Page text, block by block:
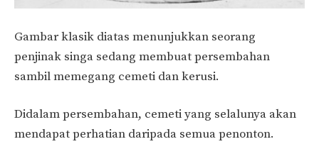
Gambar klasik diatas menunjukkan seorang
penjinak singa sedang membuat persembahan
sambil memegang cemeti dan kerusi.
Didalam persembahan, cemeti yang selalunya akan
mendapat perhatian daripada semua penonton.